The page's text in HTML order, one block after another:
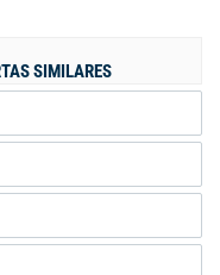
SIMILARES